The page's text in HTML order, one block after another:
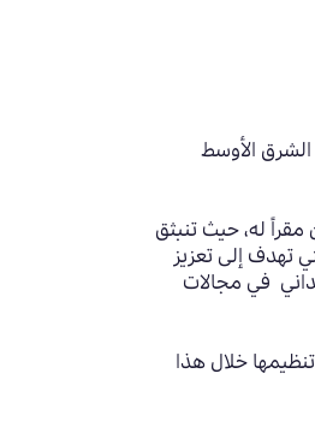
الأوسط
له، حيث تنبثق
تهدف إلى تعزيز
في مجالات
تنظيمها خلال هذا